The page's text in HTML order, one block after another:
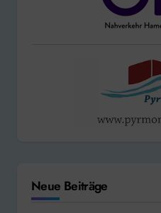
Neue Beiträge